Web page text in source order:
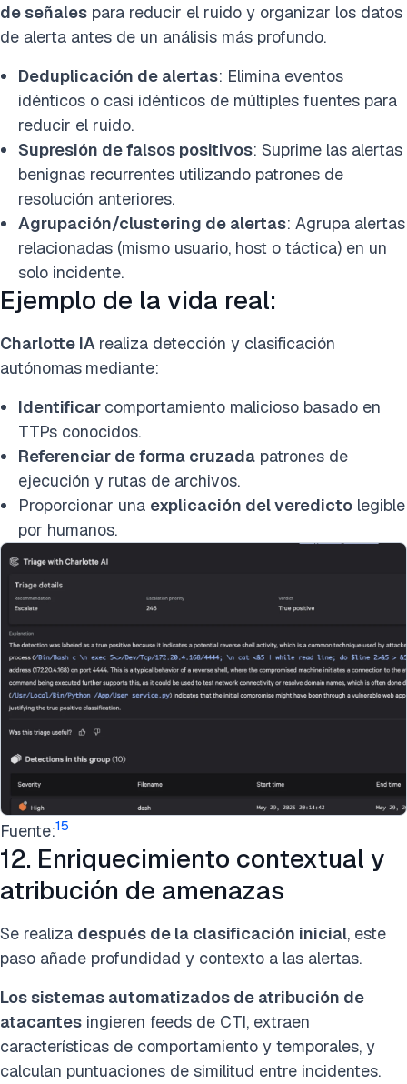
de señales para reducir el ruido y organizar los datos
de alerta antes de un análisis más profundo.
Deduplicación de alertas: Elimina eventos
idénticos o casi idénticos de múltiples fuentes para
reducir el ruido.
Supresión de falsos positivos: Suprime las alertas
benignas recurrentes utilizando patrones de
resolución anteriores.
Agrupación/clustering de alertas: Agrupa alertas
relacionadas (mismo usuario, host o táctica) en un
solo incidente.
Ejemplo de la vida real:
Charlotte IA realiza detección y clasificación
autónomas mediante:
Identificar comportamiento malicioso basado en
TTPs conocidos.
Referenciar de forma cruzada patrones de
ejecución y rutas de archivos.
Proporcionar una explicación del veredicto legible
por humanos.
Fuente:15
12. Enriquecimiento contextual y
atribución de amenazas
Se realiza después de la clasificación inicial, este
paso añade profundidad y contexto a las alertas.
Los sistemas automatizados de atribución de
atacantes ingieren feeds de CTI, extraen
características de comportamiento y temporales, y
calculan puntuaciones de similitud entre incidentes.